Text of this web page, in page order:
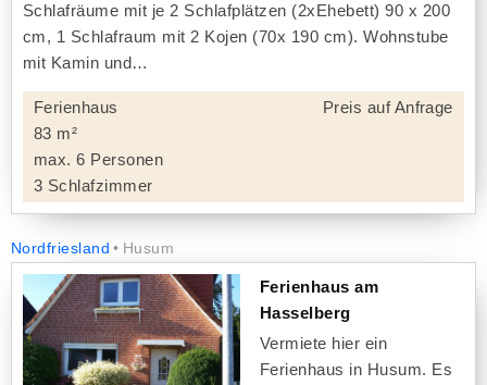
Schlafräume mit je 2 Schlafplätzen (2xEhebett) 90 x 200
cm, 1 Schlafraum mit 2 Kojen (70x 190 cm). Wohnstube
mit Kamin und
Ferienhaus
83 m²
max. 6 Personen
3 Schlafzimmer
Preis auf Anfrage
Nordfriesland Husum
Ferienhaus am
Hasselberg
Vermiete hier ein
Ferienhaus in Husum. Es